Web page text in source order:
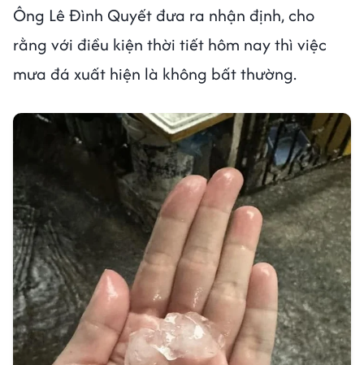
Ông Lê Đình Quyết đưa ra nhận định, cho
rằng với điều kiện thời tiết hôm nay thì việc
mưa đá xuất hiện là không bất thường.